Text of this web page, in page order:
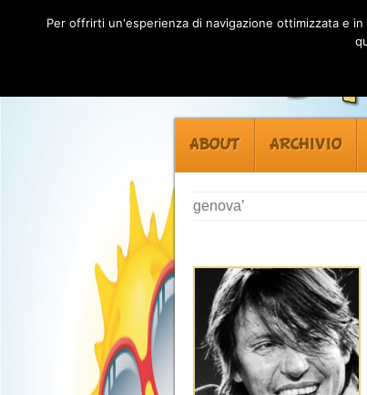
ABOUT ARCHIVIO
genova’
Per offrirti un'esperienza di navigazione ottimizzata e